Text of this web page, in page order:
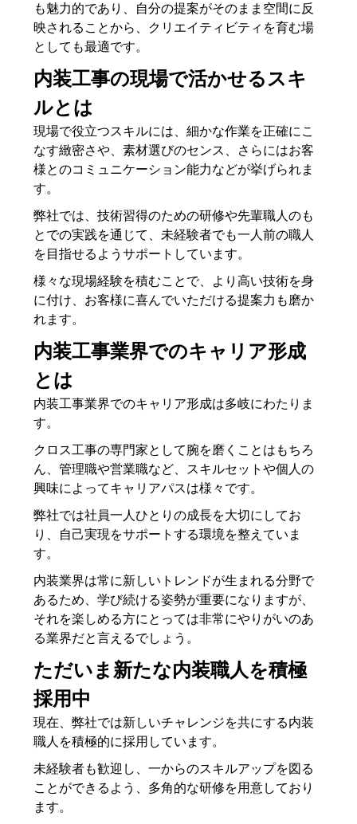
も魅力的であり、自分の提案がそのまま空間に反
映されることから、クリエイティビティを育む場
としても最適です。
内装工事の現場で活かせるスキ
ルとは
現場で役立つスキルには、細かな作業を正確にこ
なす緻密さや、素材選びのセンス、さらにはお客
様とのコミュニケーション能力などが挙げられま
す。
弊社では、技術習得のための研修や先輩職人のも
とでの実践を通じて、未経験者でも一人前の職人
を目指せるようサポートしています。
様々な現場経験を積むことで、より高い技術を身
に付け、お客様に喜んでいただける提案力も磨か
れます。
内装工事業界でのキャリア形成
とは
内装工事業界でのキャリア形成は多岐にわたりま
す。
クロス工事の専門家として腕を磨くことはもちろ
ん、管理職や営業職など、スキルセットや個人の
興味によってキャリアパスは様々です。
弊社では社員一人ひとりの成長を大切にしてお
り、自己実現をサポートする環境を整えていま
す。
内装業界は常に新しいトレンドが生まれる分野で
あるため、学び続ける姿勢が重要になりますが、
それを楽しめる方にとっては非常にやりがいのあ
る業界だと言えるでしょう。
ただいま新たな内装職人を積極
採用中
現在、弊社では新しいチャレンジを共にする内装
職人を積極的に採用しています。
未経験者も歓迎し、一からのスキルアップを図る
ことができるよう、多角的な研修を用意しており
ます。